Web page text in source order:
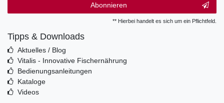
Abonnieren
** Hierbei handelt es sich um ein Pflichtfeld.
Tipps & Downloads
Aktuelles / Blog
Vitalis - Innovative Fischernährung
Bedienungsanleitungen
Kataloge
Videos